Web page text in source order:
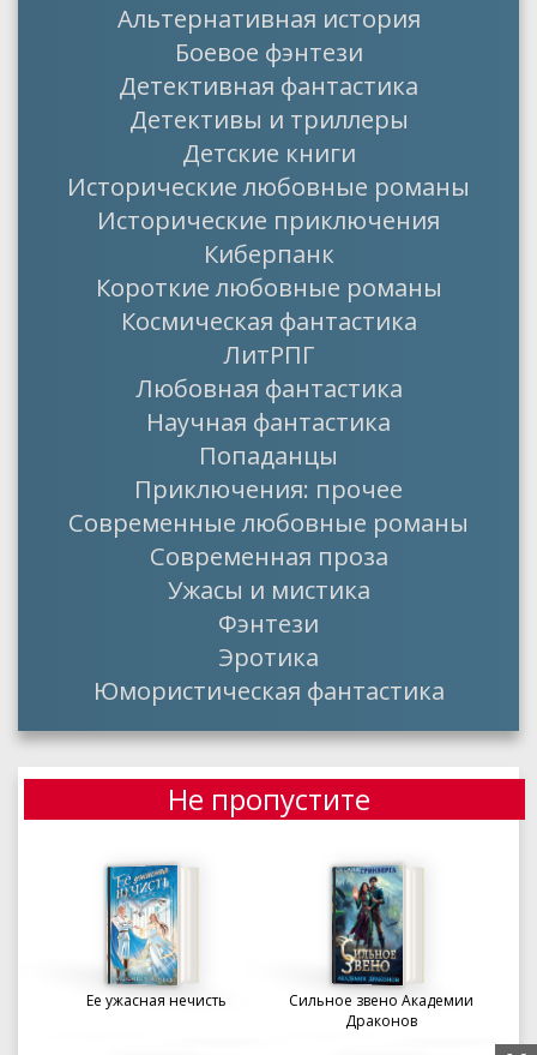
Альтернативная история
Боевое фэнтези
Детективная фантастика
Детективы и триллеры
Детские книги
Исторические любовные романы
Исторические приключения
Киберпанк
Короткие любовные романы
Космическая фантастика
ЛитРПГ
Любовная фантастика
Научная фантастика
Попаданцы
Приключения: прочее
Современные любовные романы
Современная проза
Ужасы и мистика
Фэнтези
Эротика
Юмористическая фантастика
Не пропустите
Ее ужасная нечисть
Сильное звено Академии
Драконов